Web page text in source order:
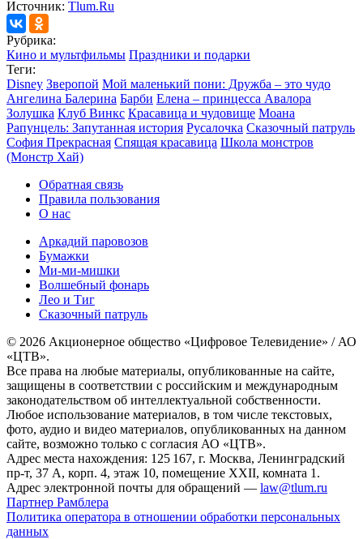
Источник: Tlum.Ru
Рубрика:
Кино и мультфильмы Праздники и подарки
Теги:
Disney Зверопой Мой маленький пони: Дружба – это чудо
Ангелина Балерина Барби Елена – принцесса Авалора
Золушка Клуб Винкс Красавица и чудовище Моана
Рапунцель: Запутанная история Русалочка Сказочный патруль
София Прекрасная Спящая красавица Школа монстров
(Монстр Хай)
Обратная связь
Правила пользования
О нас
Аркадий паровозов
Бумажки
Ми-ми-мишки
Волшебный фонарь
Лео и Тиг
Сказочный патруль
© 2026 Акционерное общество «Цифровое Телевидение» / АО
«ЦТВ».
Все права на любые материалы, опубликованные на сайте,
защищены в соответствии с российским и международным
законодательством об интеллектуальной собственности.
Любое использование материалов, в том числе текстовых,
фото, аудио и видео материалов, опубликованных на данном
сайте, возможно только с согласия АО «ЦТВ».
Адрес места нахождения: 125 167, г. Москва, Ленинградский
пр-т, 37 А, корп. 4, этаж 10, помещение XXII, комната 1.
Адрес электронной почты для обращений — law@tlum.ru
Партнер Рамблера
Политика оператора в отношении обработки персональных
данных